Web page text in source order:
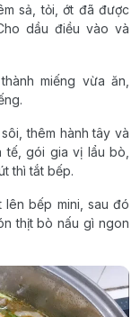
sả, tỏi, ớt đã được
dầu điều vào và
miếng vừa ăn,
thêm hành tây và
gói gia vị lẩu bò,
thì tắt bếp.
bếp mini, sau đó
thịt bò nấu gì ngon